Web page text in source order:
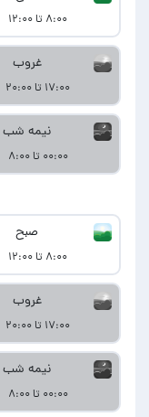
۸:۰۰ تا ۱۲:۰۰
غروب
۱۷:۰۰ تا ۲۰:۰۰
نیمه شب
۰۰:۰۰ تا ۸:۰۰
صبح
۸:۰۰ تا ۱۲:۰۰
غروب
۱۷:۰۰ تا ۲۰:۰۰
نیمه شب
۰۰:۰۰ تا ۸:۰۰